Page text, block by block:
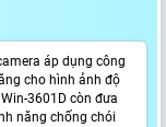
áp dụng công
cho hình ảnh độ
3601D còn đưa
năng chống chói